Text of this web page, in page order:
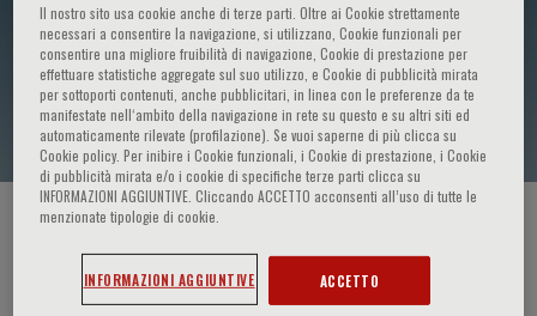
Savina Novari
HOME PAGE / CURSOS Y EVENTOS
Il nostro sito usa cookie anche di terze parti. Oltre ai Cookie strettamente
necessari a consentire la navigazione, si utilizzano, Cookie funzionali per
consentire una migliore fruibilità di navigazione, Cookie di prestazione per
effettuare statistiche aggregate sul suo utilizzo, e Cookie di pubblicità mirata
per sottoporti contenuti, anche pubblicitari, in linea con le preferenze da te
manifestate nell‘ambito della navigazione in rete su questo e su altri siti ed
automaticamente rilevate (profilazione). Se vuoi saperne di più clicca su
Cookie policy. Per inibire i Cookie funzionali, i Cookie di prestazione, i Cookie
di pubblicità mirata e/o i cookie di specifiche terze parti clicca su
INFORMAZIONI AGGIUNTIVE. Cliccando ACCETTO acconsenti all’uso di tutte le
menzionate tipologie di cookie.
INFORMAZIONI AGGIUNTIVE ACCETTO